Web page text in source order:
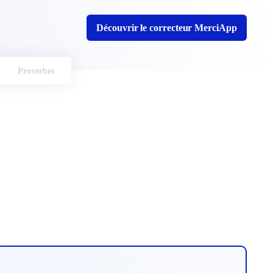
Découvrir le correcteur MerciApp
Proverbes